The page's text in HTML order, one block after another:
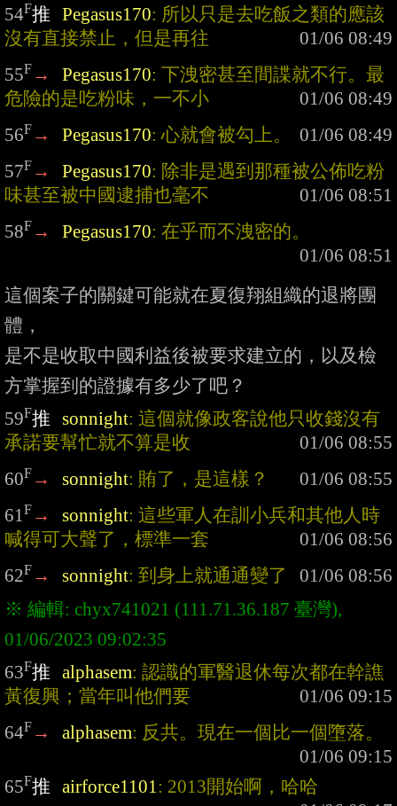
54F推 Pegasus170: 所以只是去吃飯之類的應該
沒有直接禁止，但是再往
55F → Pegasus170: 下洩密甚至間諜就不行。最
危險的是吃粉味，一不小
56F → Pegasus170: 心就會被勾上。
57F → Pegasus170: 除非是遇到那種被公佈吃粉
味甚至被中國逮捕也毫不
58F → Pegasus170: 在乎而不洩密的。
這個案子的關鍵可能就在夏復翔組織的退將團
體，
是不是收取中國利益後被要求建立的，以及檢
59F推 sonnight: 這個就像政客說他只收錢沒有
承諾要幫忙就不算是收
60F → sonnight: 賄了，是這樣？
61F → sonnight: 這些軍人在訓小兵和其他人時
喊得可大聲了，標準一套
62F → sonnight: 到身上就通通變了
※ 編輯: chyx741021 (111.71.36.187 臺灣),
63F推 alphasem: 認識的軍醫退休每次都在幹譙
黃復興；當年叫他們要
64F → alphasem: 反共。現在一個比一個墮落。
65F推 airforce1101: 2013開始啊，哈哈